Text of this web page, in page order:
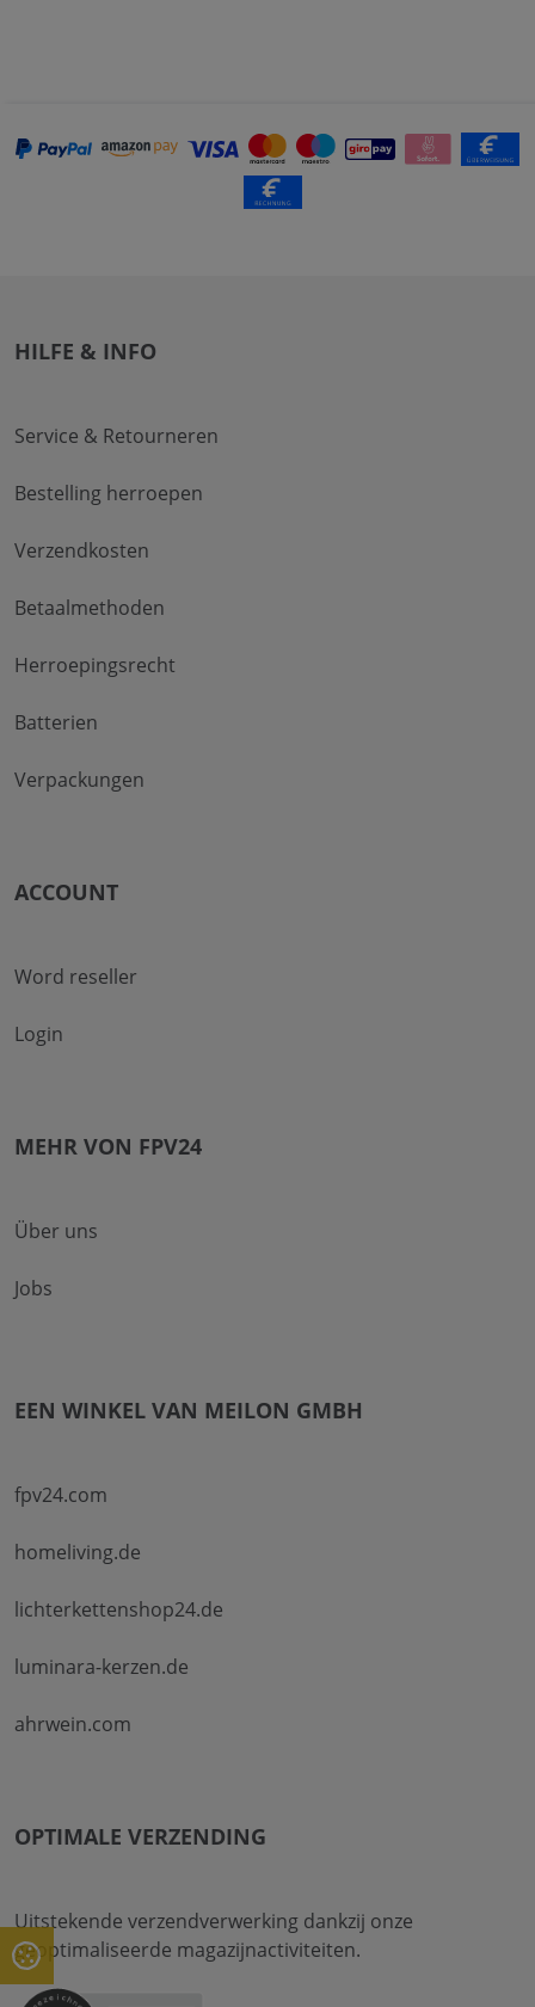
HILFE & INFO
Service & Retourneren
Bestelling herroepen
Verzendkosten
Betaalmethoden
Herroepingsrecht
Batterien
Verpackungen
ACCOUNT
Word reseller
Login
MEHR VON FPV24
Über uns
Jobs
EEN WINKEL VAN MEILON GMBH
fpv24.com
homeliving.de
lichterkettenshop24.de
luminara-kerzen.de
ahrwein.com
OPTIMALE VERZENDING
Uitstekende verzendverwerking dankzij onze
geoptimaliseerde magazijnactiviteiten.